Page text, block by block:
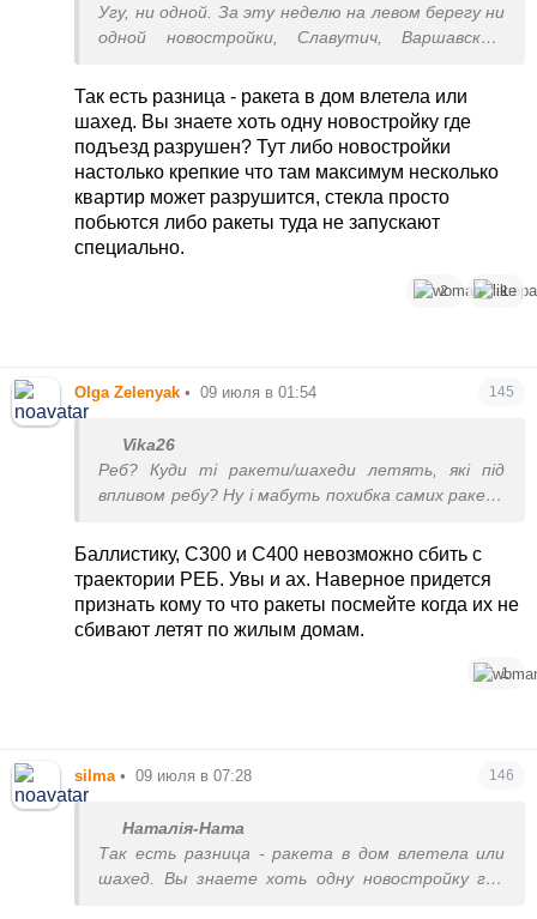
Угу, ни одной. За эту неделю на левом берегу ни
одной новостройки, Славутич, Варшавский,
новостройки прилетало, когда пробило паркинг,
на Соломенке тоже не в новостройку ракета
прилетела, когда люди с диванами с 16го этажа
вылетели.
Так есть разница - ракета в дом влетела или
шахед. Вы знаете хоть одну новостройку где
подъезд разрушен? Тут либо новостройки
настолько крепкие что там максимум несколько
квартир может разрушится, стекла просто
побьются либо ракеты туда не запускают
специально.
2 1
Olga Zelenyak • 09 июля в 01:54 145
Vika26
Реб? Куди ті ракети/шахеди летять, які під
впливом ребу? Ну і мабуть похибка самих ракет.
атакувала будинок.
Баллистику, С300 и С400 невозможно сбить с
траектории РЕБ. Увы и ах. Наверное придется
признать кому то что ракеты посмейте когда их не
сбивают летят по жилым домам.
1
silma • 09 июля в 07:28 146
Наталія-Ната
Так есть разница - ракета в дом влетела или
шахед. Вы знаете хоть одну новостройку где